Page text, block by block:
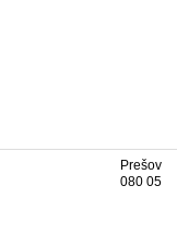
Prešov
080 05